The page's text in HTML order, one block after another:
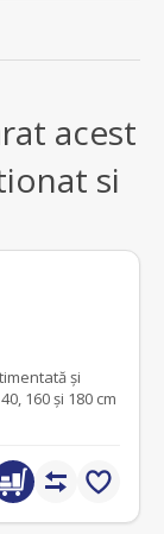
acest
si
și
160 și 180 cm